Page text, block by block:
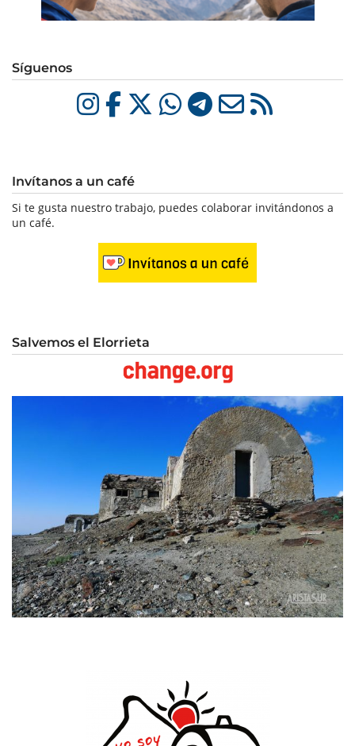
Síguenos
Invítanos a un café
Si te gusta nuestro trabajo, puedes colaborar invitándonos a
un café.
Salvemos el Elorrieta